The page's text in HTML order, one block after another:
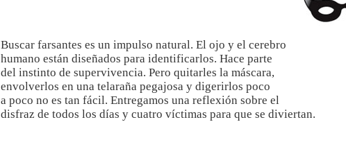
Buscar farsantes es un impulso natural. El ojo y el cerebro
humano están diseñados para identificarlos. Hace parte
del instinto de supervivencia. Pero quitarles la máscara,
envolverlos en una telaraña pegajosa y digerirlos poco
a poco no es tan fácil. Entregamos una reflexión sobre el
disfraz de todos los días y cuatro víctimas para que se diviertan.